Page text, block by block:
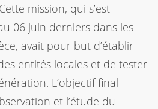
mission, qui s’est
06 juin derniers dans les
avait pour but d’établir
entités locales et de tester
L’objectif final
et l’étude du